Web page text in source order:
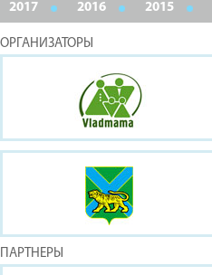
2017 2016 2015
ОРГАНИЗАТОРЫ
ПАРТНЕРЫ